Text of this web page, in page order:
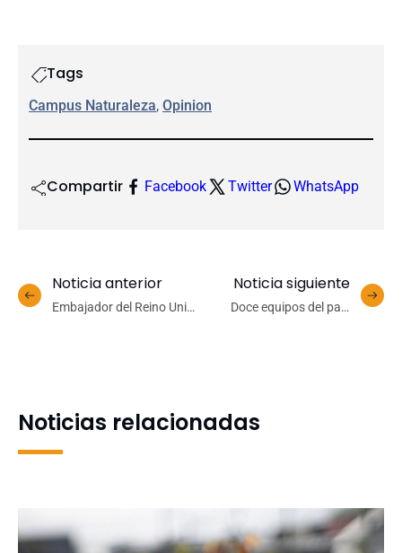
Tags
Campus Naturaleza, Opinion
Compartir Facebook Twitter WhatsApp
Noticia anterior
Embajador del Reino Unido
Noticia siguiente
Doce equipos del país
Noticias relacionadas